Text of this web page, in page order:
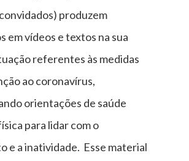
produzem
em vídeos e textos na sua
referentes às medidas
ao coronavírus,
orientações de saúde
para lidar com o
e a inatividade. Esse material